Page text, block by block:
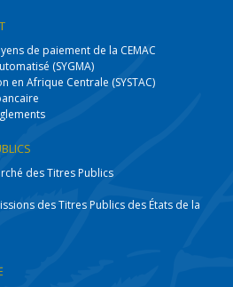
de paiement de la CEMAC
(SYGMA)
en Afrique Centrale (SYSTAC)
des Titres Publics
des Titres Publics des États de la